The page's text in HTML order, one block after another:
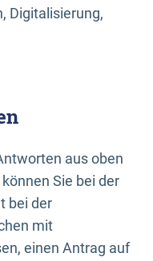
Digitalisierung,
aus oben
Sie bei der
bei der
mit
einen Antrag auf